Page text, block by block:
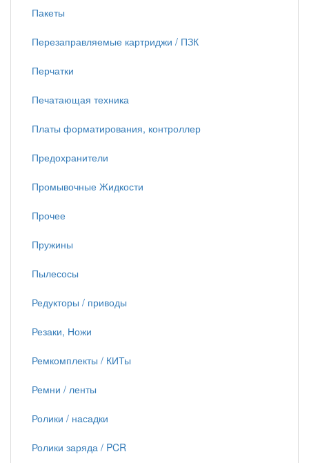
Пакеты
Перезаправляемые картриджи / ПЗК
Перчатки
Печатающая техника
Платы форматирования, контроллер
Предохранители
Промывочные Жидкости
Прочее
Пружины
Пылесосы
Редукторы / приводы
Резаки, Ножи
Ремкомплекты / КИТы
Ремни / ленты
Ролики / насадки
Ролики заряда / PCR